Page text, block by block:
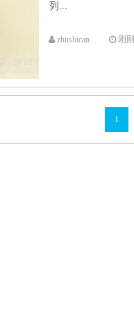
列...
zhushican 刚
1